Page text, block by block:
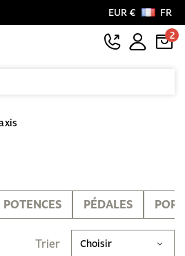
EUR €
FR
2
POTENCES PÉDALES
Trier Choisir